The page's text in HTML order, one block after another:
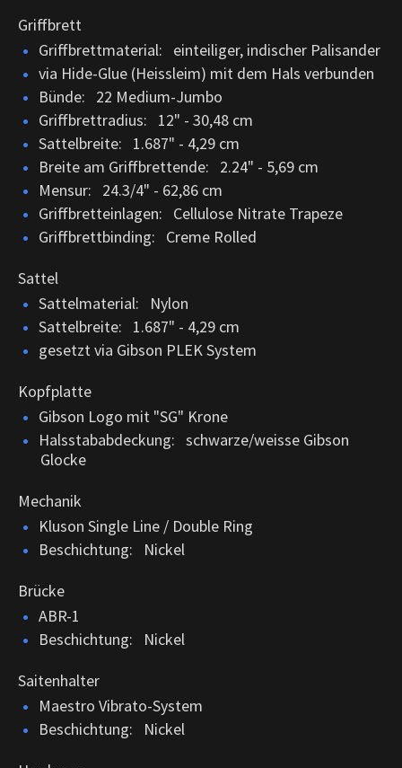
Griffbrett
Griffbrettmaterial: einteiliger, indischer Palisander
via Hide-Glue (Heissleim) mit dem Hals verbunden
Bünde: 22 Medium-Jumbo
Griffbrettradius: 12" - 30,48 cm
Sattelbreite: 1.687" - 4,29 cm
Breite am Griffbrettende: 2.24" - 5,69 cm
Mensur: 24.3/4" - 62,86 cm
Griffbretteinlagen: Cellulose Nitrate Trapeze
Griffbrettbinding: Creme Rolled
Sattel
Sattelmaterial: Nylon
Sattelbreite: 1.687" - 4,29 cm
gesetzt via Gibson PLEK System
Kopfplatte
Gibson Logo mit "SG" Krone
Halsstababdeckung: schwarze/weisse Gibson
Glocke
Mechanik
Kluson Single Line / Double Ring
Beschichtung: Nickel
Brücke
ABR-1
Beschichtung: Nickel
Saitenhalter
Maestro Vibrato-System
Beschichtung: Nickel